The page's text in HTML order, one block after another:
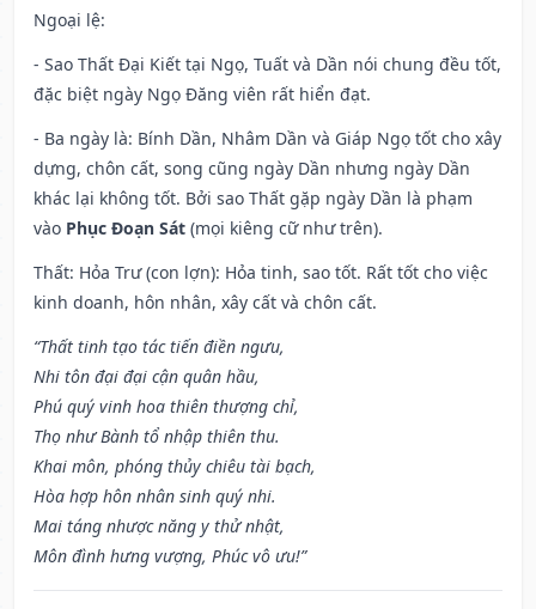
Ngoại lệ:
- Sao Thất Đại Kiết tại Ngọ, Tuất và Dần nói chung đều tốt,
đặc biệt ngày Ngọ Đăng viên rất hiển đạt.
- Ba ngày là: Bính Dần, Nhâm Dần và Giáp Ngọ tốt cho xây
dựng, chôn cất, song cũng ngày Dần nhưng ngày Dần
khác lại không tốt. Bởi sao Thất gặp ngày Dần là phạm
vào Phục Đoạn Sát (mọi kiêng cữ như trên).
Thất: Hỏa Trư (con lợn): Hỏa tinh, sao tốt. Rất tốt cho việc
kinh doanh, hôn nhân, xây cất và chôn cất.
“Thất tinh tạo tác tiến điền ngưu,
Nhi tôn đại đại cận quân hầu,
Phú quý vinh hoa thiên thượng chỉ,
Thọ như Bành tổ nhập thiên thu.
Khai môn, phóng thủy chiêu tài bạch,
Hòa hợp hôn nhân sinh quý nhi.
Mai táng nhược năng y thử nhật,
Môn đình hưng vượng, Phúc vô ưu!”